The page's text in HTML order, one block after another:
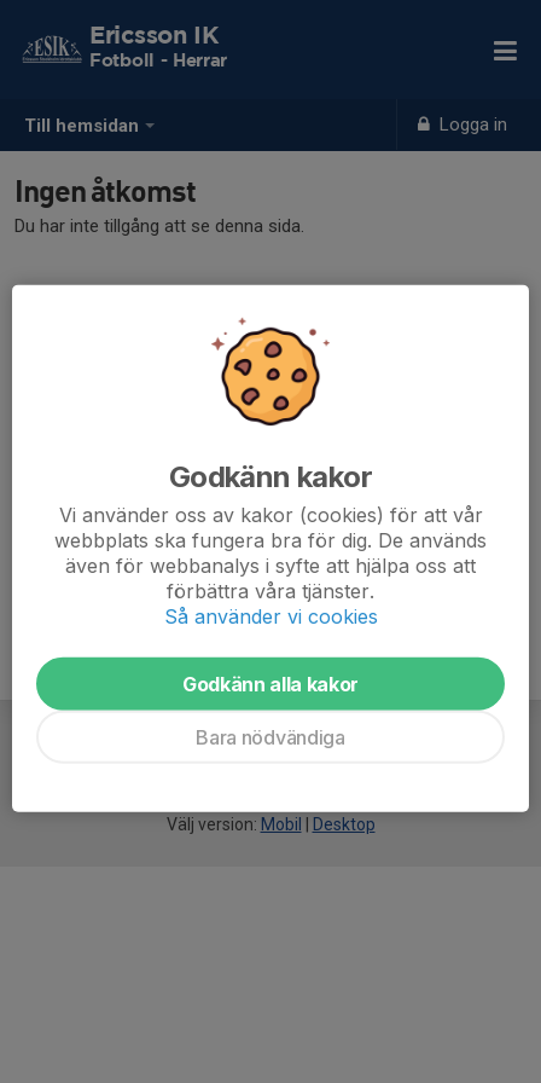
Till hemsidan Logga in
Ericsson IK
Fotboll - Herrar
Ingen åtkomst
Du har inte tillgång att se denna sida.
Välj version: Mobil Desktop
Godkänn kakor
Vi använder oss av kakor (cookies) för att vår
webbplats ska fungera bra för dig. De används
även för webbanalys i syfte att hjälpa oss att
förbättra våra tjänster.
Så använder vi cookies
Godkänn alla kakor
Bara nödvändiga